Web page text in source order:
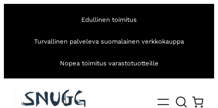
Edullinen toimitus
Turvallinen palveleva suomalainen verkkokauppa
Nopea toimitus varastotuotteille